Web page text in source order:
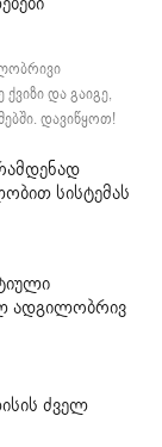
და გაიგე,
დავიწყოთ!
სისტემას
ადგილობრივ
ძველ